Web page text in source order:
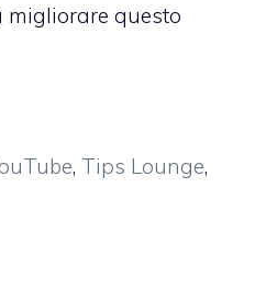
migliorare questo
, Tips Lounge,